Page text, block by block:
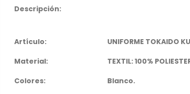
Descripción:
Artículo:
UNIFORME TOKAIDO
Material:
TEXTIL: 100%
Colores:
Blanco.